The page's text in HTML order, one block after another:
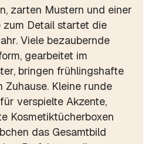
zarten Mustern und einer
zum Detail startet die
Viele bezaubernde
gearbeitet im
bringen frühlingshafte
Zuhause. Kleine runde
verspielte Akzente,
Kosmetiktücherboxen
das Gesamtbild